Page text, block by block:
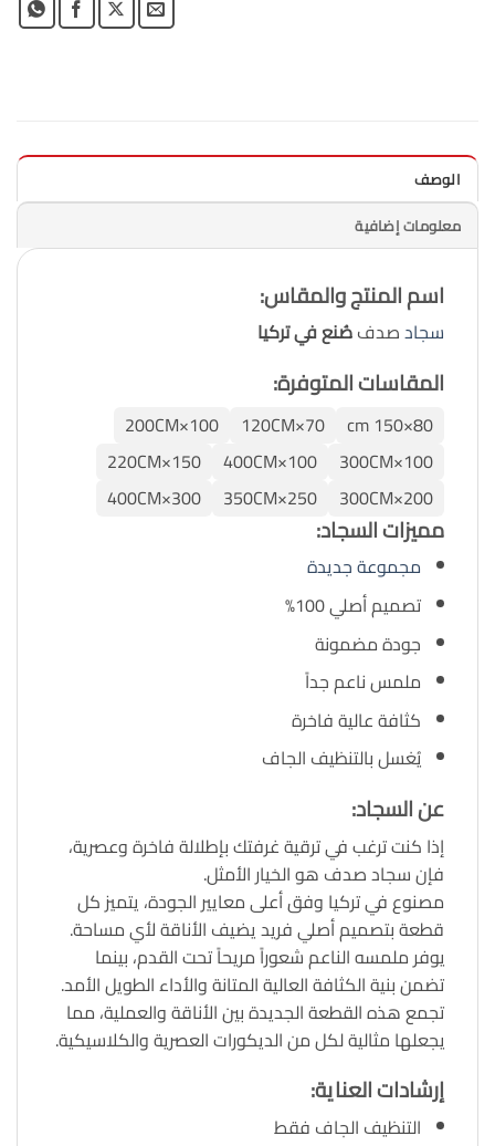
الوصف
معلومات إضافية
اسم المنتج والمقاس:
سجادصدفصُنع في تركيا
المقاسات المتوفرة:
80×150 cm
70×120CM
100×200CM
100×300CM
100×400CM
150×220CM
200×300CM
250×350CM
300×400CM
مميزات السجاد:
مجموعة جديدة
تصميم أصلي 100%
جودة مضمونة
ملمس ناعم جداً
كثافة عالية فاخرة
يُغسل بالتنظيف الجاف
عن السجاد:
إذا كنت ترغب في ترقية غرفتك بإطلالة فاخرة وعصرية،
فإن سجاد صدف هو الخيار الأمثل.
مصنوع في تركيا وفق أعلى معايير الجودة، يتميز كل
قطعة بتصميم أصلي فريد يضيف الأناقة لأي مساحة.
يوفر ملمسه الناعم شعوراً مريحاً تحت القدم، بينما
تضمن بنية الكثافة العالية المتانة والأداء الطويل الأمد.
تجمع هذه القطعة الجديدة بين الأناقة والعملية، مما
يجعلها مثالية لكل من الديكورات العصرية والكلاسيكية.
إرشادات العناية:
التنظيف الجاف فقط